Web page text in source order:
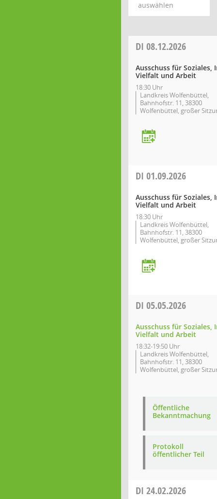
auswählen
DI 08.12.2026
Ausschuss für Soziales,
Vielfalt und Arbeit
18:30 Uhr
Landkreis Wolfenbüttel,
Bahnhofstr. 11, 38300
Wolfenbüttel, großer
DI 01.09.2026
Ausschuss für Soziales,
Vielfalt und Arbeit
18:30 Uhr
Landkreis Wolfenbüttel,
Bahnhofstr. 11, 38300
Wolfenbüttel, großer
DI 05.05.2026
Ausschuss für Soziales,
Vielfalt und Arbeit
18:32-19:50 Uhr
Landkreis Wolfenbüttel,
Bahnhofstr. 11, 38300
Wolfenbüttel, großer
Öffentliche
Bekanntmachung
Protokoll
öffentlicher Teil
DI 24.02.2026